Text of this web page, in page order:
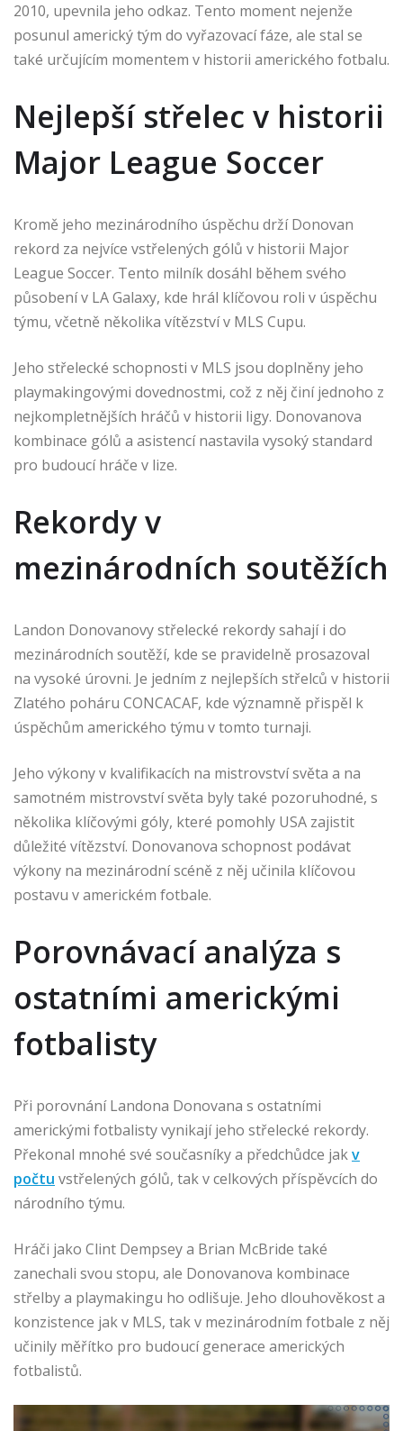
2010, upevnila jeho odkaz. Tento moment nejenže
posunul americký tým do vyřazovací fáze, ale stal se
také určujícím momentem v historii amerického fotbalu.
Nejlepší střelec v historii
Major League Soccer
Kromě jeho mezinárodního úspěchu drží Donovan
rekord za nejvíce vstřelených gólů v historii Major
League Soccer. Tento milník dosáhl během svého
působení v LA Galaxy, kde hrál klíčovou roli v úspěchu
týmu, včetně několika vítězství v MLS Cupu.
Jeho střelecké schopnosti v MLS jsou doplněny jeho
playmakingovými dovednostmi, což z něj činí jednoho z
nejkompletnějších hráčů v historii ligy. Donovanova
kombinace gólů a asistencí nastavila vysoký standard
pro budoucí hráče v lize.
Rekordy v
mezinárodních soutěžích
Landon Donovanovy střelecké rekordy sahají i do
mezinárodních soutěží, kde se pravidelně prosazoval
na vysoké úrovni. Je jedním z nejlepších střelců v historii
Zlatého poháru CONCACAF, kde významně přispěl k
úspěchům amerického týmu v tomto turnaji.
Jeho výkony v kvalifikacích na mistrovství světa a na
samotném mistrovství světa byly také pozoruhodné, s
několika klíčovými góly, které pomohly USA zajistit
důležité vítězství. Donovanova schopnost podávat
výkony na mezinárodní scéně z něj učinila klíčovou
postavu v americkém fotbale.
Porovnávací analýza s
ostatními americkými
fotbalisty
Při porovnání Landona Donovana s ostatními
americkými fotbalisty vynikají jeho střelecké rekordy.
Překonal mnohé své současníky a předchůdce jakv
počtu vstřelených gólů, tak v celkových příspěvcích do
národního týmu.
Hráči jako Clint Dempsey a Brian McBride také
zanechali svou stopu, ale Donovanova kombinace
střelby a playmakingu ho odlišuje. Jeho dlouhověkost a
konzistence jak v MLS, tak v mezinárodním fotbale z něj
učinily měřítko pro budoucí generace amerických
fotbalistů.